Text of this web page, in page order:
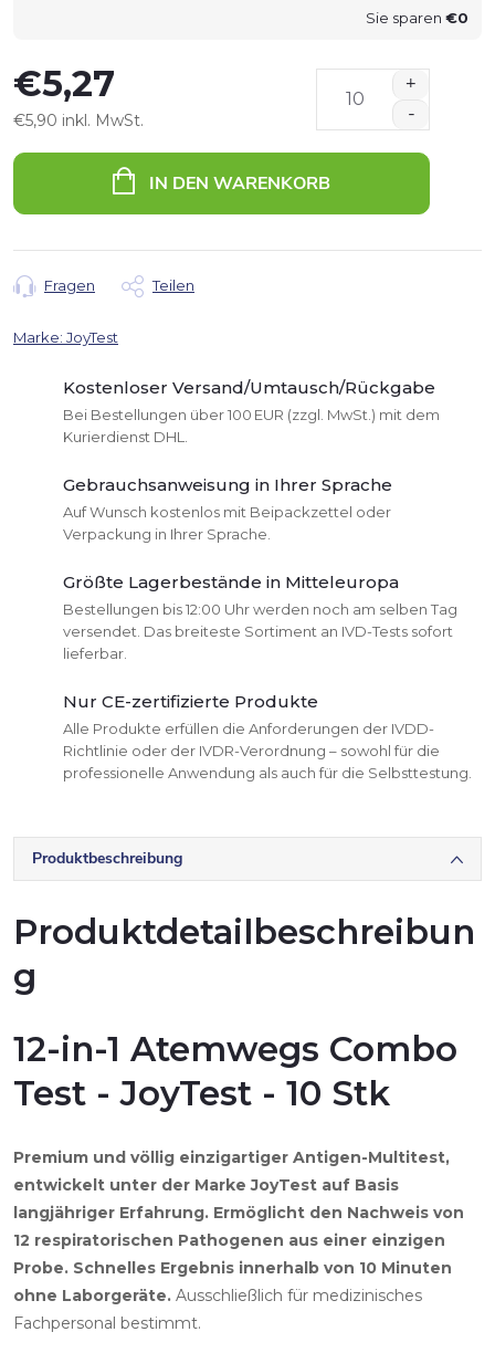
Sie sparen €0
€5,27
€5,90 inkl. MwSt.
IN DEN WARENKORB
Fragen Teilen
Marke: JoyTest
Kostenloser Versand/Umtausch/Rückgabe
Bei Bestellungen über 100 EUR (zzgl. MwSt.) mit dem
Kurierdienst DHL.
Gebrauchsanweisung in Ihrer Sprache
Auf Wunsch kostenlos mit Beipackzettel oder
Verpackung in Ihrer Sprache.
Größte Lagerbestände in Mitteleuropa
Bestellungen bis 12:00 Uhr werden noch am selben Tag
versendet. Das breiteste Sortiment an IVD-Tests sofort
lieferbar.
Nur CE-zertifizierte Produkte
Alle Produkte erfüllen die Anforderungen der IVDD-
Richtlinie oder der IVDR-Verordnung – sowohl für die
professionelle Anwendung als auch für die Selbsttestung.
Produktbeschreibung
Produktdetailbeschreibun
g
12-in-1 Atemwegs Combo
Test - JoyTest - 10 Stk
Premium und völlig einzigartiger Antigen-Multitest,
entwickelt unter der Marke JoyTest auf Basis
langjähriger Erfahrung. Ermöglicht den Nachweis von
12 respiratorischen Pathogenen aus einer einzigen
Probe. Schnelles Ergebnis innerhalb von 10 Minuten
ohne Laborgeräte. Ausschließlich für medizinisches
Fachpersonal bestimmt.